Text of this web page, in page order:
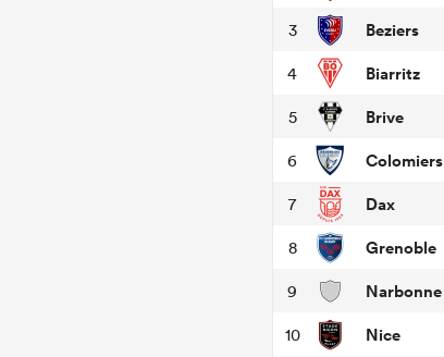
3 Beziers
4 Biarritz
5 Brive
6 Colomiers
7 Dax
8 Grenoble
9 Narbonne
10 Nice